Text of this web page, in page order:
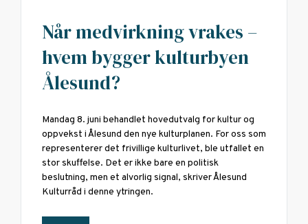
Når medvirkning vrakes –
hvem bygger kulturbyen
Ålesund?
Mandag 8. juni behandlet hovedutvalg for kultur og
oppvekst i Ålesund den nye kulturplanen. For oss som
representerer det frivillige kulturlivet, ble utfallet en
stor skuffelse. Det er ikke bare en politisk
beslutning, men et alvorlig signal, skriver Ålesund
Kulturråd i denne ytringen.